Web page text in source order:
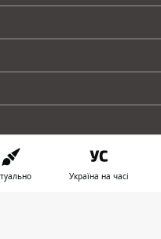
Україна на часі